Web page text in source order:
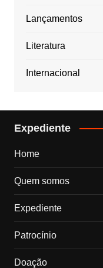
Lançamentos
Literatura
Internacional
Expediente
Home
Quem somos
Expediente
Patrocínio
Doação